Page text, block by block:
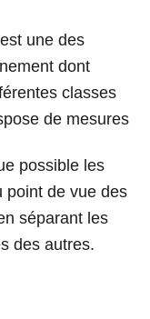
une des
dont
classes
de mesures
possible les
point de vue des
séparant les
des autres.